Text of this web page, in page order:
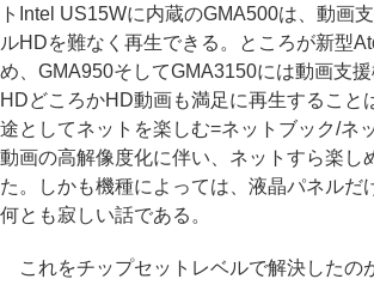
トIntel US15Wに内蔵のGMA500は、動画
ルHDを難なく再生できる。ところが新型
め、GMA950そしてGMA3150には動画支
HDどころかHD動画も満足に再生すること
途としてネットを楽しむ=ネットブック/ネ
動画の高解像度化に伴い、ネットすら楽し
た。しかも機種によっては、液晶パネル
何とも寂しい話である。
これをチップセットレベルで解決したの